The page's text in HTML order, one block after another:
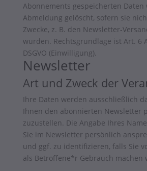
Abonnements gespeicherten
Abmeldung gelöscht, sofern sie
Zwecke, z. B. den Newsletter-
wurden. Rechtsgrundlage ist Art. 6
DSGVO (Einwilligung).
Newsletter
Art und Zweck der
Ihre Daten werden ausschließlich
Ihnen den abonnierten Newsletter
zuzustellen. Die Angabe Ihres
Sie im Newsletter persönlich
und ggf. zu identifizieren, falls Sie
als Betroffene*r Gebrauch machen